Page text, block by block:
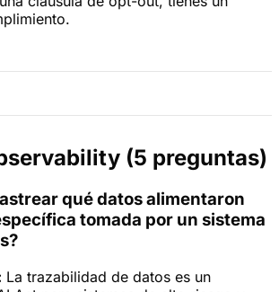
(5 preguntas)
qué datos alimentaron
tomada por un sistema
La trazabilidad de datos es un